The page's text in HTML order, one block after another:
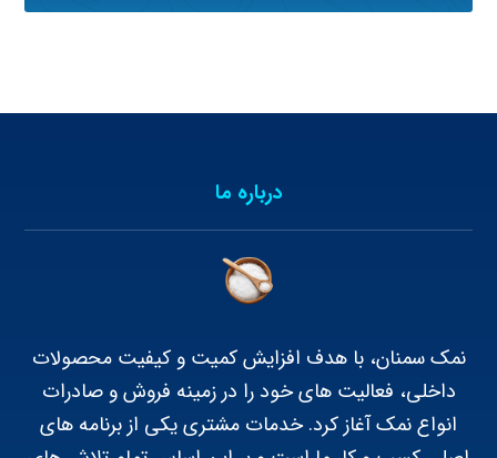
درباره ما
نمک سمنان، با هدف افزایش کمیت و کیفیت محصولات
داخلی، فعالیت های خود را در زمینه فروش و صادرات
انواع نمک آغاز کرد. خدمات مشتری یکی از برنامه های